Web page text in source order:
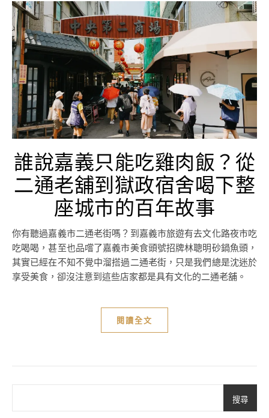
誰說嘉義只能吃雞肉飯？從
二通老舖到獄政宿舍喝下整
座城市的百年故事
你有聽過嘉義市二通老街嗎？到嘉義市旅遊有去文化路夜市吃
吃喝喝，甚至也品嚐了嘉義市美食頭號招牌林聰明砂鍋魚頭，
其實已經在不知不覺中溜搭過二通老街，只是我們總是沈迷於
享受美食，卻沒注意到這些店家都是具有文化的二通老舖。
閱讀全文
搜尋